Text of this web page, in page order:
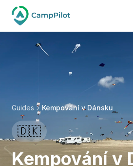
Guides Kempování v Dánsku
🇩🇰
Kempování v